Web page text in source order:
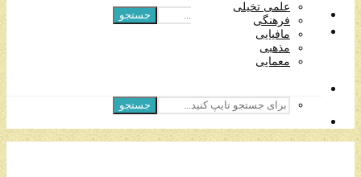
جستجو
علمی تخیلی
فرهنگی
مافیایی
مذهبی
معمایی
جستجو